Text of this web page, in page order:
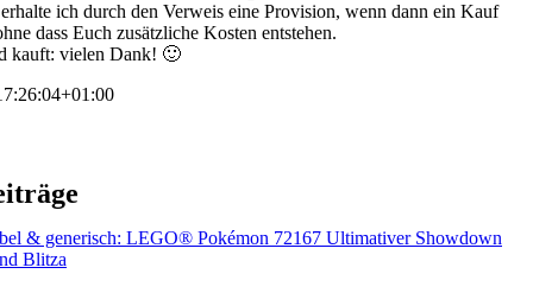
ich durch den Verweis eine Provision, wenn dann ein Kauf
dass Euch zusätzliche Kosten entstehen.
kauft: vielen Dank! 🙂